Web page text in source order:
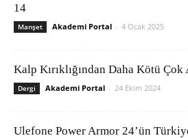
14
Manşet Akademi Portal - 4 Ocak 2025
Kalp Kırıklığından Daha Kötü Çok
Dergi Akademi Portal - 24 Ekim 2024
Ulefone Power Armor 24’ün